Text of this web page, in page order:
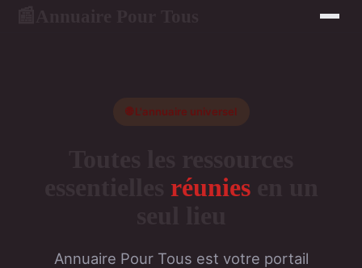
🌐 L'annuaire universel
réuniesen un
Annuaire Pour Tous est votre portail